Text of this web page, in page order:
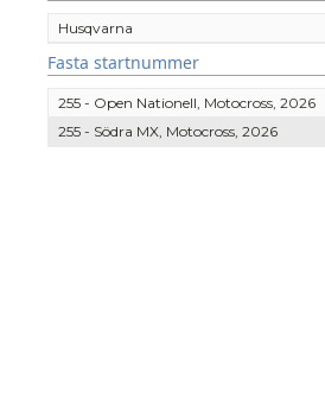
Husqvarna
Fasta startnummer
255 - Open Nationell, Motocross, 2026
255 - Södra MX, Motocross, 2026